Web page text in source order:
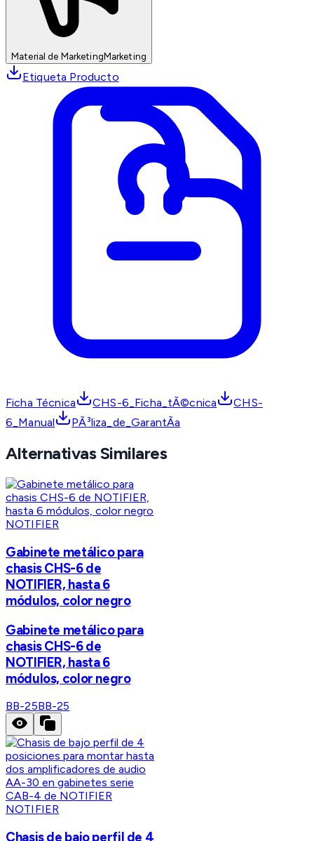
Material de MarketingMarketing
Etiqueta Producto
Ficha Técnica CHS-6_Ficha_tÃ©cnica
CHS-
6_Manual
PÃ³liza_de_GarantÃ­a
Alternativas Similares
NOTIFIER
Gabinete metálico para
chasis CHS-6 de
NOTIFIER, hasta 6
módulos, color negro
Gabinete metálico para
chasis CHS-6 de
NOTIFIER, hasta 6
módulos, color negro
BB-25BB-25
NOTIFIER
Chasis de bajo perfil de 4